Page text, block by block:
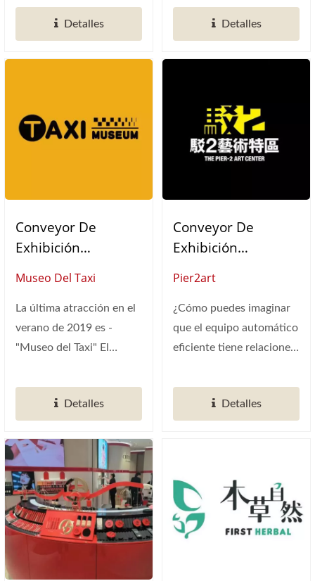
y diversas...
Detalles
Detalles
Conveyor De
Exhibición
Museo Del Taxi
La última atracción en el
verano de 2019 es -
"Museo del Taxi" El
único...
Detalles
Conveyor De
Exhibición
Pier2art
¿Cómo puedes imaginar
que el equipo automático
eficiente tiene relaciones
Detalles